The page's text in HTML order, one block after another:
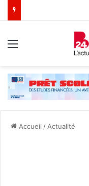
Accueil / Actualité